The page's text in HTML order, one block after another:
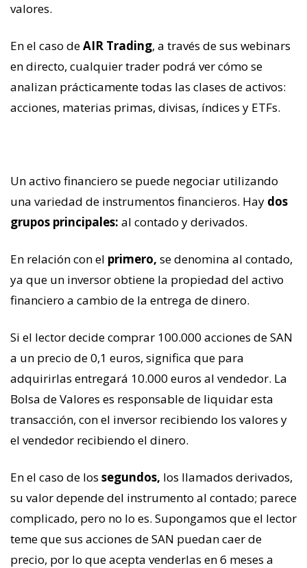
valores.
En el caso deAIR Trading, a través de sus webinars
en directo, cualquier trader podrá ver cómo se
analizan prácticamente todas las clases de activos:
acciones, materias primas, divisas, índices y ETFs.
Un activo financiero se puede negociar utilizando
una variedad de instrumentos financieros. Hay dos
grupos principales: al contado y derivados.
En relación con el primero, se denomina al contado,
ya que un inversor obtiene la propiedad del activo
financiero a cambio de la entrega de dinero.
Si el lector decide comprar 100.000 acciones de SAN
a un precio de 0,1 euros, significa que para
adquirirlas entregará 10.000 euros al vendedor. La
Bolsa de Valores es responsable de liquidar esta
transacción, con el inversor recibiendo los valores y
el vendedor recibiendo el dinero.
En el caso de los segundos, los llamados derivados,
su valor depende del instrumento al contado; parece
complicado, pero no lo es. Supongamos que el lector
teme que sus acciones de SAN puedan caer de
precio, por lo que acepta venderlas en 6 meses a